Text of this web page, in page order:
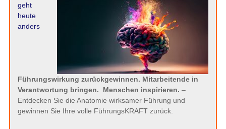
geht
heute
anders
Führungswirkung zurückgewinnen. Mitarbeitende in
Verantwortung bringen. Menschen inspirieren. –
Entdecken Sie die Anatomie wirksamer Führung und
gewinnen Sie Ihre volle FührungsKRAFT zurück.